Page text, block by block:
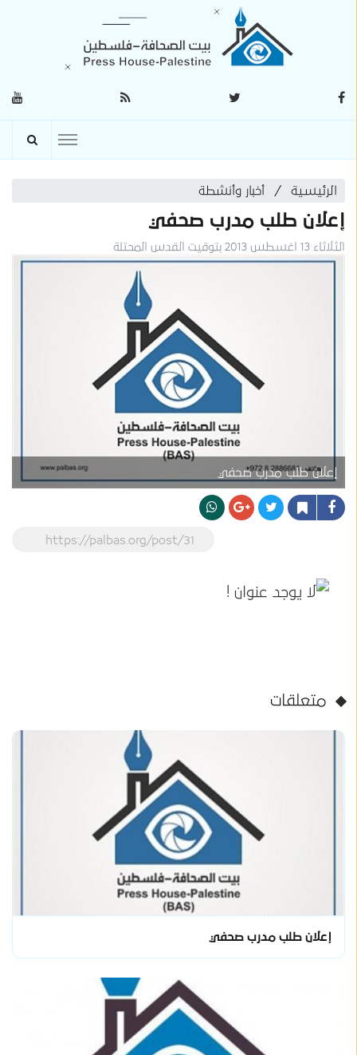
الرئيسية أخبار وأنشطة
إعلان طلب مدرب صحفي
الثلاثاء 13 اغسطس 2013 بتوقيت القدس المحتلة
إعلان طلب مدرب صحفي
https://palbas.org/post/31
متعلقات
إعلان طلب مدرب صحفي